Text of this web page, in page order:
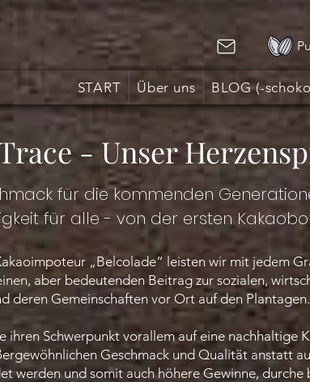
START Über uns BLOG (-
- Unser
für die kommenden
für alle - von der ersten
„Belcolade“ leisten wir mit jedem
aber bedeutenden Beitrag zur sozialen,
deren Gemeinschaften vor Ort auf den Plantagen.
ihren Schwerpunkt vorallem auf eine
Geschmack und Qualität anstatt
werden und somit auch höhere Gewinne,